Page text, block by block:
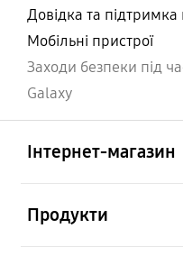
Довідка та
Мобільні пристрої
Заходи безпеки під
Galaxy
Інтернет-магазин
Продукти